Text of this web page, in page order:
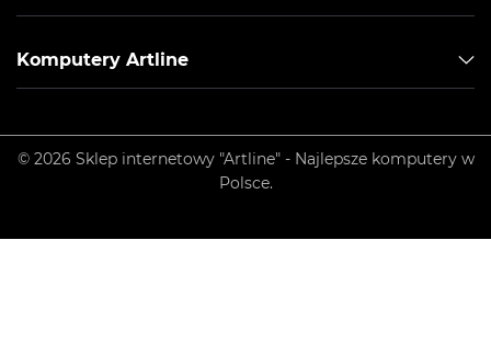
Komputery Artline
© 2026 Sklep internetowy "Artline" - Najlepsze komputery w
Polsce.